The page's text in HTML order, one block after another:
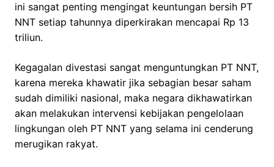
ini sangat penting mengingat keuntungan bersih PT
NNT setiap tahunnya diperkirakan mencapai Rp 13
triliun.
Kegagalan divestasi sangat menguntungkan PT NNT,
karena mereka khawatir jika sebagian besar saham
sudah dimiliki nasional, maka negara dikhawatirkan
akan melakukan intervensi kebijakan pengelolaan
lingkungan oleh PT NNT yang selama ini cenderung
merugikan rakyat.